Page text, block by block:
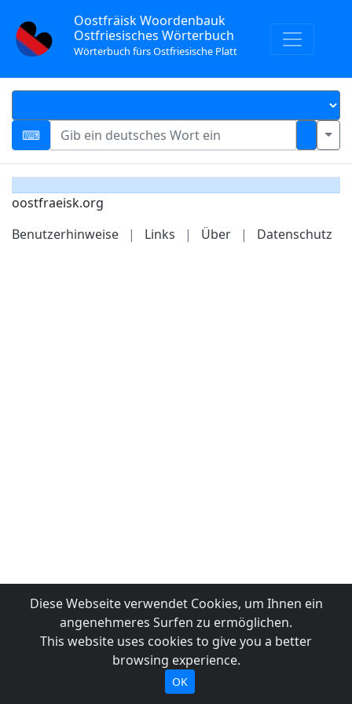
Oostfräisk Woordenbauk
Ostfriesisches Wörterbuch
Wörterbuch fürs Ostfriesische Platt
oostfraeisk.org
Benutzerhinweise
| Links | Über | Datenschutz
Diese Webseite verwendet Cookies, um Ihnen ein
angenehmeres Surfen zu ermöglichen.
This website uses cookies to give you a better
browsing experience.
OK